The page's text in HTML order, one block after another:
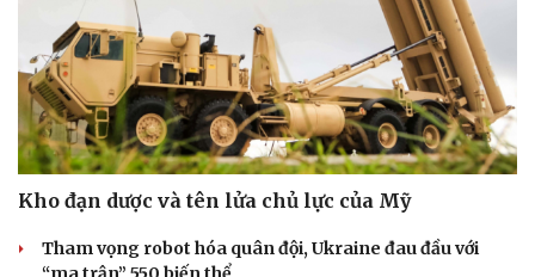
Kho đạn dược và tên lửa chủ lực của Mỹ
Tham vọng robot hóa quân đội, Ukraine đau đầu với